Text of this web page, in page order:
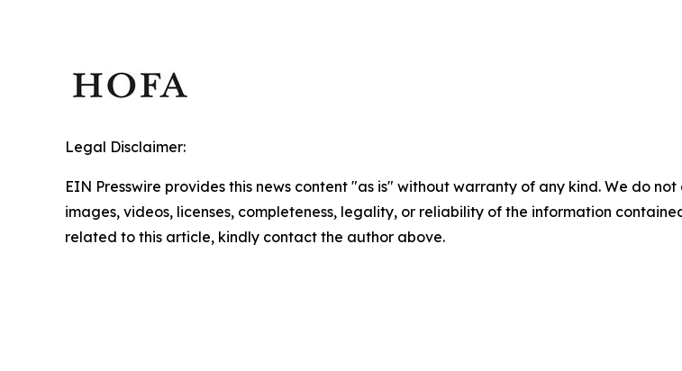
Legal Disclaimer:
EIN Presswire provides this news content "as is" without warranty of any kind. We do
images, videos, licenses, completeness, legality, or reliability of the information
related to this article, kindly contact the author above.